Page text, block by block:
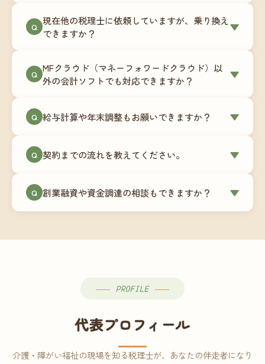
リプション型の料金体系を実現しています。年間
コストが事前にわかるので、資金繰りの見通しも
は営利法人とは会計基準や監査要件が異なるた
め、別途お見積りとなります。まずはお気軽にご
Q 現在他の税理士に依頼していますが、乗り換え
できますか？
▼
ます。前任の税理士事務所との連携や、過去の帳
簿データの移行もお手伝いします。決算期のタイ
での変更も対応可能です。
Q MFクラウド（マネーフォワードクラウド）以
外の会計ソフトでも対応できますか？
▼
供しています。これから会計ソフトを導入される
します。freee・弥生会計等をご利用中の場合は、
Q 給与計算や年末調整もお願いできますか？ ▼
怠集計あり／5名まで）は月額15,000円〜、年末調
す。人数が増える場合は別途お見積りします。
Q 契約までの流れを教えてください。 ▼
（30〜60分）でご事業内容・ご要望のヒアリング
→ ③お見積り・ご契約 → ④MFクラウドの初期設
談から契約まで費用は発生しませんので、お気軽
Q 創業融資や資金調達の相談もできますか？ ▼
PROFILE
代表プロフィール
介護・障がい福祉の現場を知る税理士が、あなたの伴走者になり